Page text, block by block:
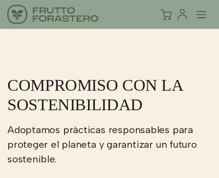
COMPROMISO CON LA
SOSTENIBILIDAD
Adoptamos prácticas responsables para
proteger el planeta y garantizar un futuro
sostenible.